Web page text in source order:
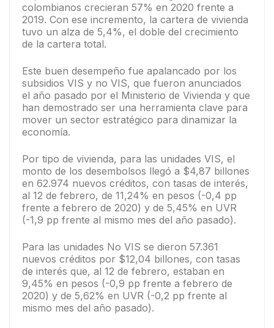
colombianos crecieran 57% en 2020 frente a
2019. Con ese incremento, la cartera de vivienda
tuvo un alza de 5,4%, el doble del crecimiento
de la cartera total.
Este buen desempeño fue apalancado por los
subsidios VIS y no VIS, que fueron anunciados
el año pasado por el Ministerio de Vivienda y que
han demostrado ser una herramienta clave para
mover un sector estratégico para dinamizar la
economía.
Por tipo de vivienda, para las unidades VIS, el
monto de los desembolsos llegó a $4,87 billones
en 62.974 nuevos créditos, con tasas de interés,
al 12 de febrero, de 11,24% en pesos (-0,4 pp
frente a febrero de 2020) y de 5,45% en UVR
(-1,9 pp frente al mismo mes del año pasado).
Para las unidades No VIS se dieron 57.361
nuevos créditos por $12,04 billones, con tasas
de interés que, al 12 de febrero, estaban en
9,45% en pesos (-0,9 pp frente a febrero de
2020) y de 5,62% en UVR (-0,2 pp frente al
mismo mes del año pasado).